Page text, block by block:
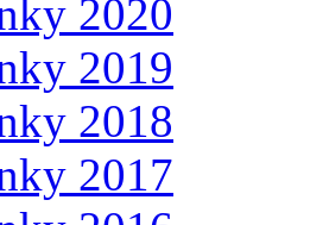
2020
2019
2018
2017